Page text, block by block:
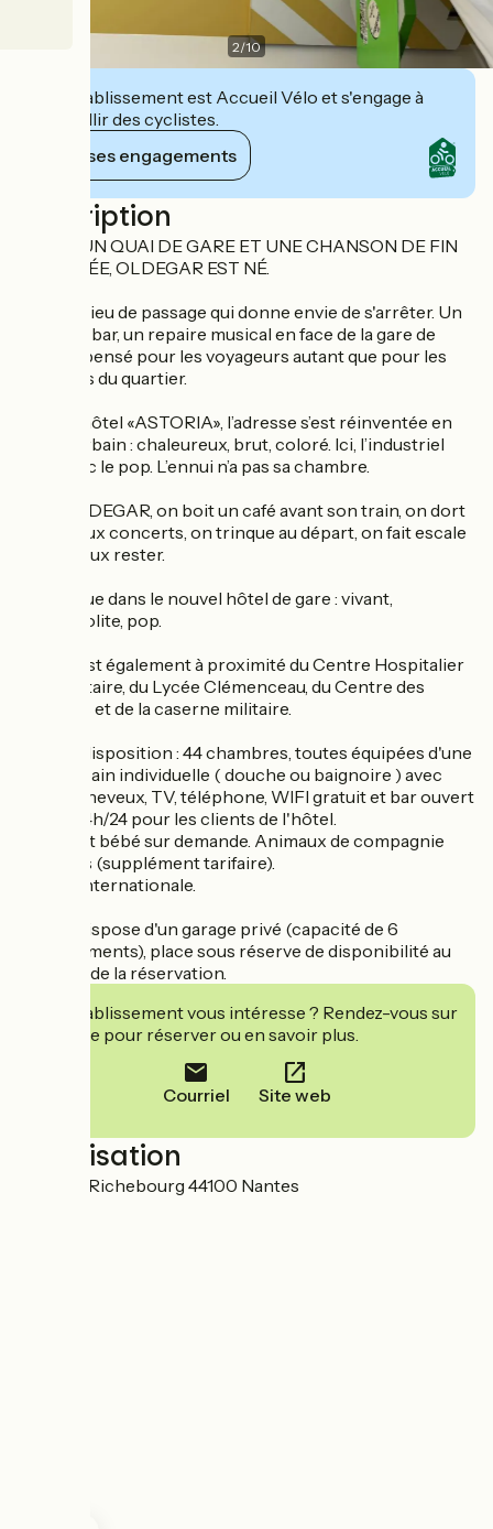
2/10
Cet établissement est Accueil Vélo et s'engage à
accueillir des cyclistes.
Voir ses engagements
Description
ENTRE UN QUAI DE GARE ET UNE CHANSON DE FIN
DE SOIRÉE, OLDEGAR EST NÉ.
C'est un lieu de passage qui donne envie de s'arrêter. Un
hôtel, un bar, un repaire musical en face de la gare de
Nantes, pensé pour les voyageurs autant que pour les
habitants du quartier.
Ancien hôtel «ASTORIA», l’adresse s’est réinventée en
refuge urbain : chaleureux, brut, coloré. Ici, l’industriel
flirte avec le pop. L’ennui n’a pas sa chambre.
Chez OLDEGAR, on boit un café avant son train, on dort
entre deux concerts, on trinque au départ, on fait escale
pour mieux rester.
Bienvenue dans le nouvel hôtel de gare : vivant,
cosmopolite, pop.
L'hôtel est également à proximité du Centre Hospitalier
Universitaire, du Lycée Clémenceau, du Centre des
Archives et de la caserne militaire.
A votre disposition : 44 chambres, toutes équipées d'une
salle de bain individuelle ( douche ou baignoire ) avec
sèche-cheveux, TV, téléphone, WIFI gratuit et bar ouvert
7j/7 et 24h/24 pour les clients de l'hôtel.
Prêt de lit bébé sur demande. Animaux de compagnie
acceptés (supplément tarifaire).
Presse internationale.
L'hôtel dispose d'un garage privé (capacité de 6
emplacements), place sous réserve de disponibilité au
moment de la réservation.
Cet établissement vous intéresse ? Rendez-vous sur
leur site pour réserver ou en savoir plus.
Courriel Site web
Localisation
11 rue de Richebourg 44100 Nantes